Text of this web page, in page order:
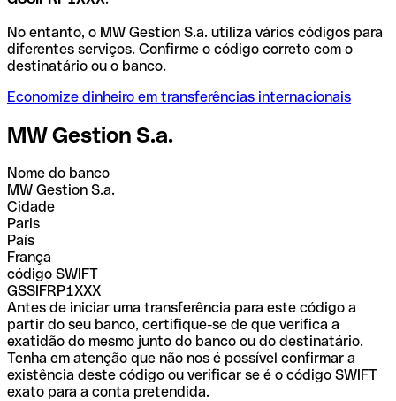
No entanto, o MW Gestion S.a. utiliza vários códigos para
diferentes serviços. Confirme o código correto com o
destinatário ou o banco.
Economize dinheiro em transferências internacionais
MW Gestion S.a.
Nome do banco
MW Gestion S.a.
Cidade
Paris
País
França
código SWIFT
GSSIFRP1XXX
Antes de iniciar uma transferência para este código a
partir do seu banco, certifique-se de que verifica a
exatidão do mesmo junto do banco ou do destinatário.
Tenha em atenção que não nos é possível confirmar a
existência deste código ou verificar se é o código SWIFT
exato para a conta pretendida.